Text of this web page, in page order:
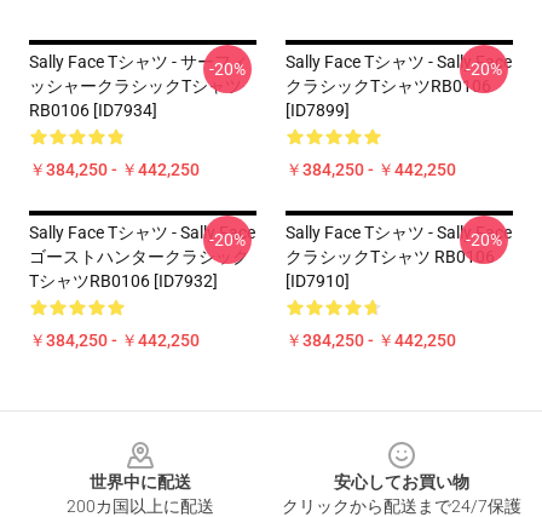
Sally Face Tシャツ - サーフィ
ッシャークラシックTシャツ
RB0106 [ID7934]
￥384,250 - ￥442,250
-20%
Sally Face Tシャツ - Sally Face
クラシックTシャツRB0106
[ID7899]
￥384,250 - ￥442,250
-20%
Sally Face Tシャツ - Sally Face
ゴーストハンタークラシック
TシャツRB0106 [ID7932]
￥384,250 - ￥442,250
-20%
Sally Face Tシャツ - Sally Face
クラシックTシャツ RB0106
[ID7910]
￥384,250 - ￥442,250
-20%
世界中に配送
200カ国以上に配送
安心してお買い物
クリックから配送まで24/7保護